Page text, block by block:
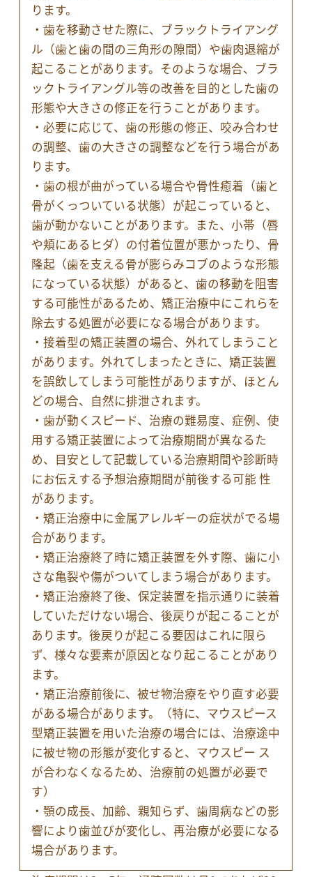
ります。
・歯を移動させた際に、ブラックトライアング
ル（歯と歯の間の三角形の隙間）や歯肉退縮が
起こることがあります。そのような場合、ブラ
ックトライアングル等の改善を目的とした歯の
形態や大きさの修正を行うことがあります。
・必要に応じて、歯の形態の修正、咬み合わせ
の調整、歯の大きさの調整などを行う場合があ
ります。
・歯の根が曲がっている場合や骨性癒着（歯と
骨がくっついている状態）が起こっていると、
歯が動かないことがあります。また、小帯（唇
や頬にあるヒダ）の付着位置が悪かったり、骨
隆起（歯を支える骨が膨らみコブのような形態
になっている状態）があると、歯の移動を阻害
する可能性があるため、矯正治療中にこれらを
除去する処置が必要になる場合があります。
・接着型の矯正装置の場合、外れてしまうこと
があります。外れてしまったときに、矯正装置
を誤飲してしまう可能性がありますが、ほとん
どの場合、自然に排泄されます。
・歯が動くスピード、治療の難易度、症例、使
用する矯正装置によって治療期間が異なるた
め、目安として記載している治療期間や診断時
にお伝えする予想治療期間が前後する可能 性
があります。
・矯正治療中に金属アレルギーの症状がでる場
合があります。
・矯正治療終了時に矯正装置を外す際、歯に小
さな亀裂や傷がついてしまう場合があります。
・矯正治療終了後、保定装置を指示通りに装着
していただけない場合、後戻りが起こることが
あります。後戻りが起こる要因はこれに限ら
ず、様々な要素が原因となり起こることがあり
ます。
・矯正治療前後に、被せ物治療をやり直す必要
がある場合があります。（特に、マウスピース
型矯正装置を用いた治療の場合には、治療途中
に被せ物の形態が変化すると、マウスピー ス
が合わなくなるため、治療前の処置が必要で
す）
・顎の成長、加齢、親知らず、歯周病などの影
響により歯並びが変化し、再治療が必要になる
場合があります。